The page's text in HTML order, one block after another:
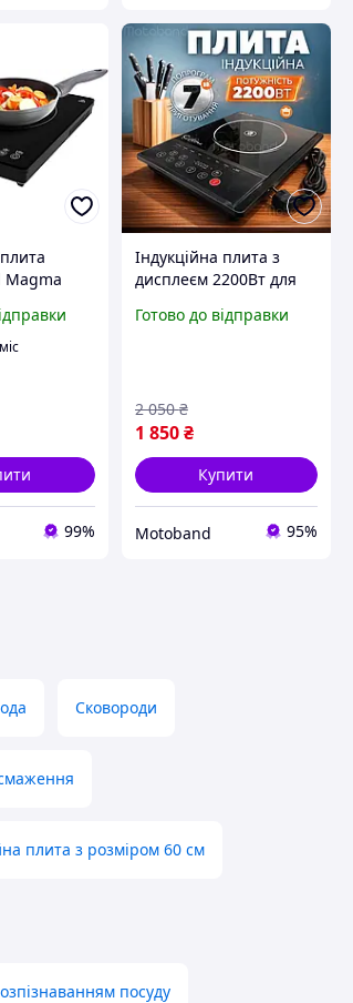
Magma
99%
Індукційна плита з
дисплеєм 2200Вт для
потужна плита з
Готово до відправки
1 850₴
2 050 ₴
Купити
Motoband 95%
Сковороди
плита з розміром 60 см
посуду